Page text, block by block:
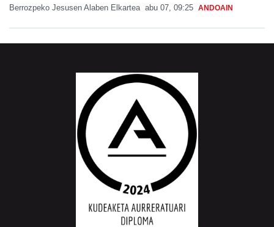
Berrozpeko Jesusen Alaben Elkartea abu 07, 09:25 ANDOAIN